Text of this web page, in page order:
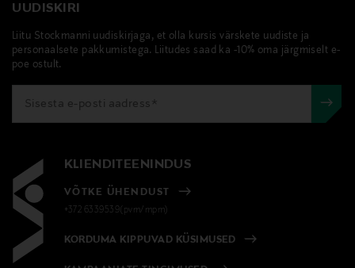
UUDISKIRI
Liitu Stockmanni uudiskirjaga, et olla kursis värskete uudiste ja
personaalsete pakkumistega. Liitudes saad ka -10% oma järgmiselt e-
poe ostult.
KLIENDITEENINDUS
VÕTKE ÜHENDUST
+372 6339539(pvm/mpm)
KORDUMA KIPPUVAD KÜSIMUSED